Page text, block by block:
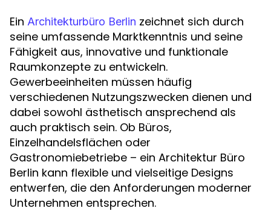
Ein Architekturbüro Berlin zeichnet sich durch
seine umfassende Marktkenntnis und seine
Fähigkeit aus, innovative und funktionale
Raumkonzepte zu entwickeln.
Gewerbeeinheiten müssen häufig
verschiedenen Nutzungszwecken dienen und
dabei sowohl ästhetisch ansprechend als
auch praktisch sein. Ob Büros,
Einzelhandelsflächen oder
Gastronomiebetriebe – ein Architektur Büro
Berlin kann flexible und vielseitige Designs
entwerfen, die den Anforderungen moderner
Unternehmen entsprechen.